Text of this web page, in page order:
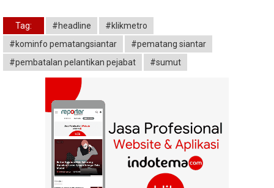
Tag: #headline
#klikmetro
#kominfo pematangsiantar
#pematang siantar
#pembatalan pelantikan pejabat
#sumut